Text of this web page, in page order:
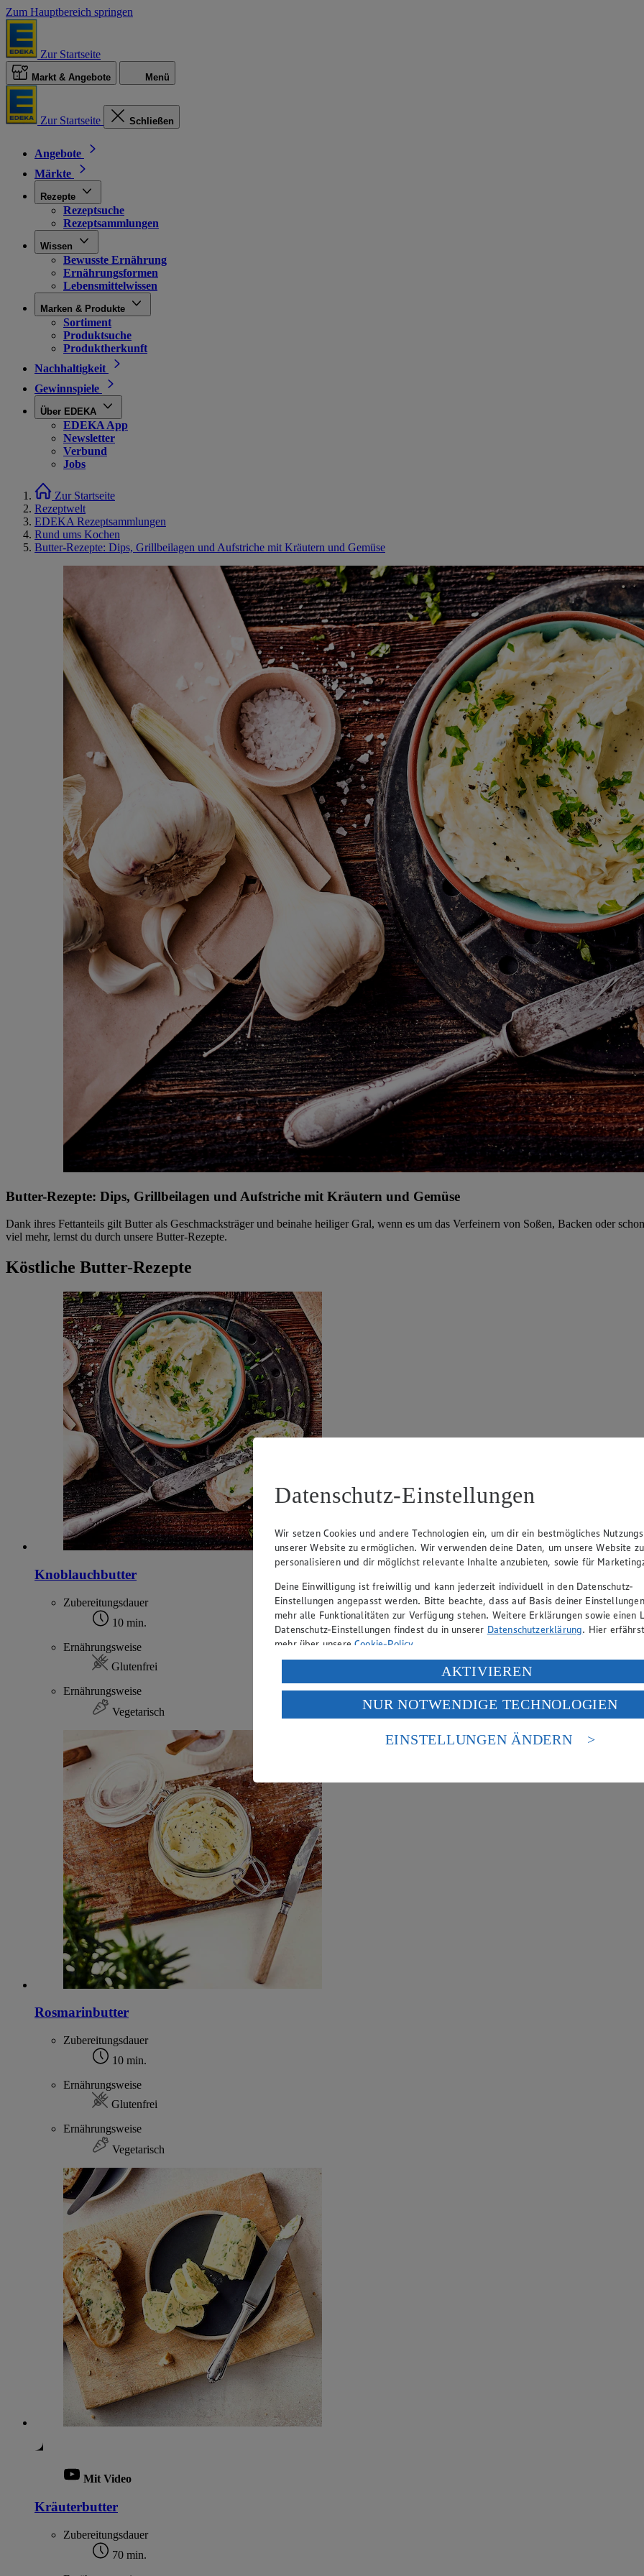
Zum Hauptbereich springen
Zur Startseite
Markt & Angebote Menü
Zur Startseite Schließen
Angebote
Märkte
Rezepte
Rezeptsuche
Rezeptsammlungen
Wissen
Bewusste Ernährung
Ernährungsformen
Lebensmittelwissen
Marken & Produkte
Sortiment
Produktsuche
Produktherkunft
Nachhaltigkeit
Gewinnspiele
Über EDEKA
EDEKA App
Newsletter
Verbund
Jobs
Zur Startseite
Rezeptwelt
EDEKA Rezeptsammlungen
Rund ums Kochen
Butter-Rezepte: Dips, Grillbeilagen und Aufstriche mit Kräutern und Gemüse
Butter-Rezepte: Dips, Grillbeilagen und Aufstriche mit Kräutern und Gemüse
Dank ihres Fettanteils gilt Butter als Geschmacksträger und beinahe heiliger Gral, wenn es um das Verfeinern von Soßen, Backen oder
viel mehr, lernst du durch unsere Butter-Rezepte.
Köstliche Butter-Rezepte
Knoblauchbutter
Zubereitungsdauer
10 min.
Ernährungsweise
Glutenfrei
Ernährungsweise
Vegetarisch
Rosmarinbutter
Zubereitungsdauer
10 min.
Ernährungsweise
Glutenfrei
Ernährungsweise
Vegetarisch
Mit Video
Kräuterbutter
Zubereitungsdauer
70 min.
Datenschutz-Einstellungen
Wir setzen Cookies und andere Technologien ein, um dir ein bestmögliches
unserer Website zu ermöglichen. Wir verwenden deine Daten, um unsere Website zu
personalisieren und dir möglichst relevante Inhalte anzubieten, sowie für
Deine Einwilligung ist freiwillig und kann jederzeit individuell in den Datenschutz-
Einstellungen angepasst werden. Bitte beachte, dass auf Basis deiner
mehr alle Funktionalitäten zur Verfügung stehen. Weitere Erklärungen sowie einen
Datenschutz-Einstellungen findest du in unserer Datenschutzerklärung. Hier
mehr über unsereCookie-Policy.
Verarbeitung deiner personenbezogenen Daten in den USA durch Facebook und
Wenn du auf „Aktivieren“ klickst, willigst du im Sinne des Art. 49 Abs. 1 Satz 1 lit.
ein, dass deine Daten in den USA verarbeitet werden. Der EuGH sieht die USA als
einem nach europäischen Standards nicht angemessenen Datenschutzniveau an. Es
Risiko eines Zugriffs durch US-amerikanische Behörden.
AKTIVIEREN
NUR NOTWENDIGE TECHNOLOGIEN
EINSTELLUNGEN ÄNDERN